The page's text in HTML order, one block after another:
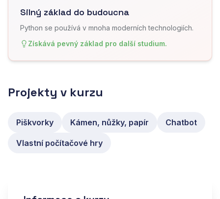
Silný základ do budoucna
Python se používá v mnoha moderních technologiích.
Získává pevný základ pro další studium.
Projekty v kurzu
Piškvorky Kámen, nůžky, papír Chatbot
Vlastní počítačové hry